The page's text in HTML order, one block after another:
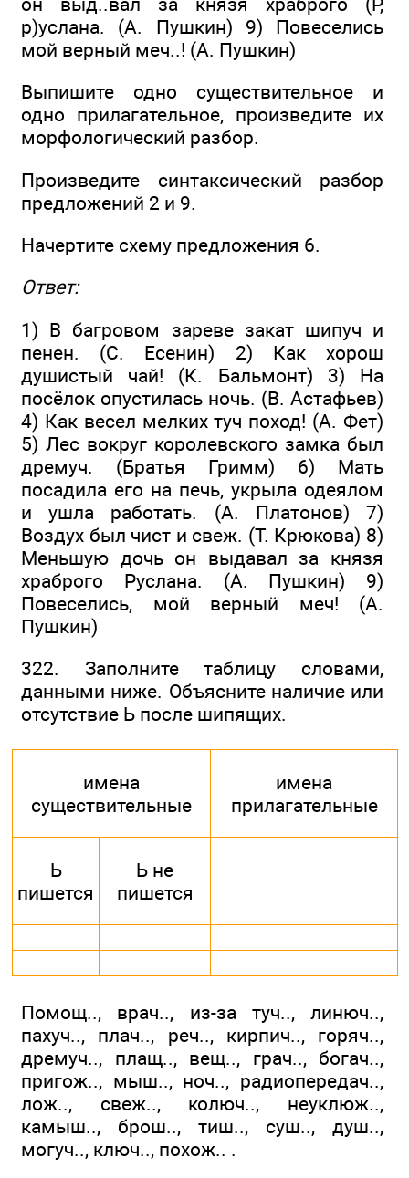
р)услана. (А. Пушкин) 9) Повеселись
мой верный меч..! (А. Пушкин)
Выпишите одно существительное и
одно прилагательное, произведите их
морфологический разбор.
Произведите синтаксический разбор
предложений 2 и 9.
Начертите схему предложения 6.
Ответ:
1) В багровом зареве закат шипуч и
пенен. (С. Есенин) 2) Как хорош
душистый чай! (К. Бальмонт) 3) На
посёлок опустилась ночь. (В. Астафьев)
4) Как весел мелких туч поход! (А. Фет)
5) Лес вокруг королевского замка был
дремуч. (Братья Гримм) 6) Мать
посадила его на печь, укрыла одеялом
и ушла работать. (А. Платонов) 7)
Воздух был чист и свеж. (Т. Крюкова) 8)
Меньшую дочь он выдавал за князя
храброго Руслана. (А. Пушкин) 9)
Повеселись, мой верный меч! (А.
Пушкин)
322. Заполните таблицу словами,
данными ниже. Объясните наличие или
отсутствие Ь после шипящих.
имена
существительные
имена
прилагательные
Ь
пишется
Ь не
пишется
Помощ.., врач.., из-за туч.., линюч..,
пахуч.., плач.., реч.., кирпич.., горяч..,
дремуч.., плащ.., вещ.., грач.., богач..,
пригож.., мыш.., ноч.., радиопередач..,
лож.., свеж.., колюч.., неуклюж..,
камыш.., брош.., тиш.., суш.., душ..,
могуч.., ключ.., похож.. .